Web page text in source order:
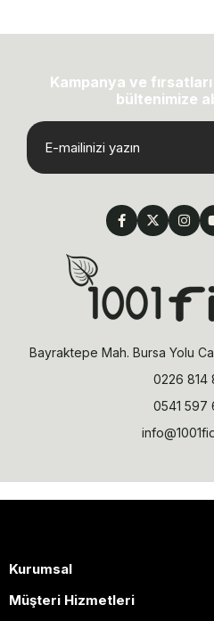
Kampanya ve
bültenimize
Bayraktepe Mah. Bursa Yolu
0226 814
0541 597
Kurumsal
Müşteri Hizmetleri